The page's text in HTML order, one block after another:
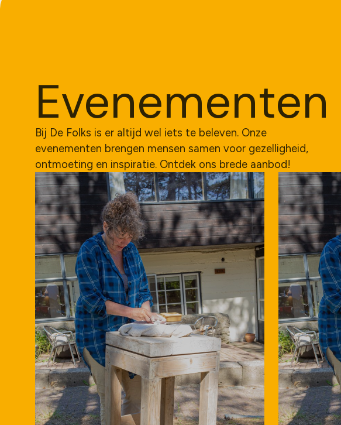
Bij De Folks is er altijd wel iets te beleven. Onze
evenementen brengen mensen samen voor gezelligheid,
ontmoeting en inspiratie. Ontdek ons brede aanbod!